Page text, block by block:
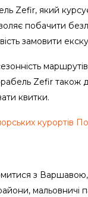
Zefir, який
побачити
замовити
Zefir також
квитки.
курортів
з